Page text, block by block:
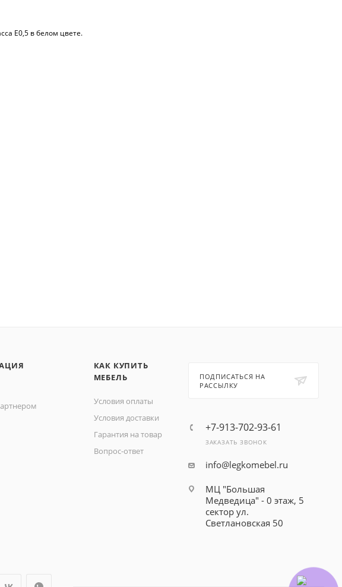
Е0,5 в белом цвете.
КАК КУПИТЬ
МЕБЕЛЬ
Условия оплаты
Условия доставки
Гарантия на товар
Вопрос-ответ
ПОДПИСАТЬСЯ НА
РАССЫЛКУ
+7-913-702-93-61
ЗАКАЗАТЬ ЗВОНОК
info@legkomebel.ru
МЦ "Большая
Медведица" - 0 этаж, 5
сектор ул.
Светлановская 50